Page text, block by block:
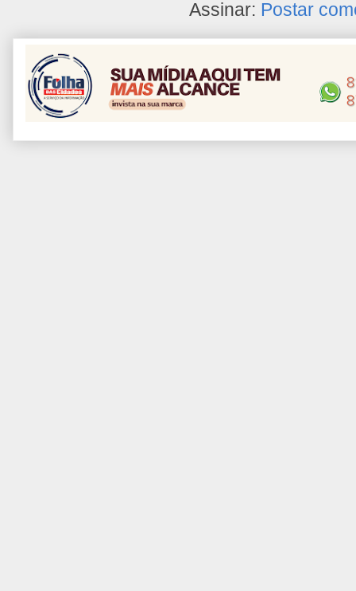
Assinar: Postar